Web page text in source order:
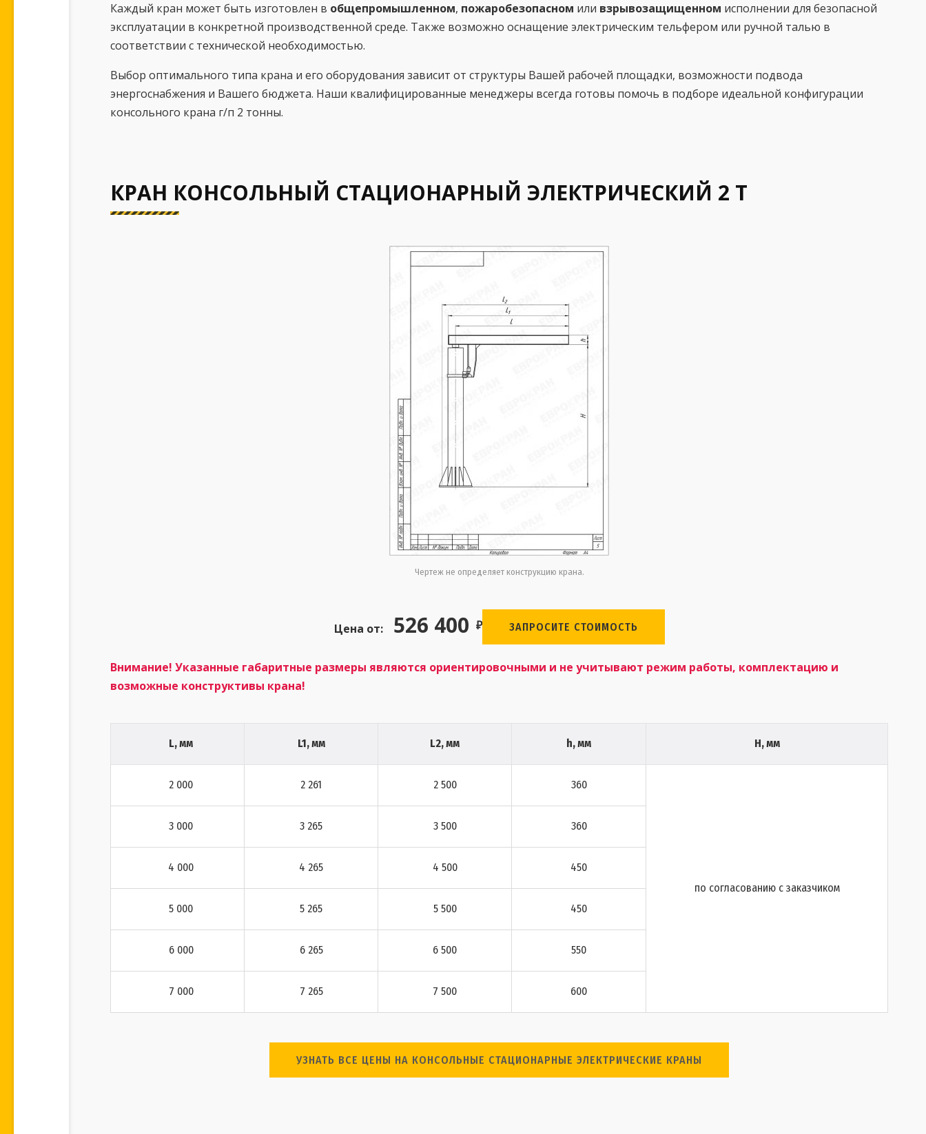
Каждый кран может быть изготовлен в общепромышленном, пожаробезопасном или взрывозащищенном исполнении для безопасной
эксплуатации в конкретной производственной среде. Также возможно оснащение электрическим тельфером или ручной талью в
соответствии с технической необходимостью.
Выбор оптимального типа крана и его оборудования зависит от структуры Вашей рабочей площадки, возможности подвода
энергоснабжения и Вашего бюджета. Наши квалифицированные менеджеры всегда готовы помочь в подборе идеальной конфигурации
консольного крана г/п 2 тонны.
КРАН КОНСОЛЬНЫЙ СТАЦИОНАРНЫЙ ЭЛЕКТРИЧЕСКИЙ 2 Т
Чертеж не определяет конструкцию крана.
Цена от: 526 400 ₽ ЗАПРОСИТЕ СТОИМОСТЬ
Внимание! Указанные габаритные размеры являются ориентировочными и не учитывают режим работы, комплектацию и
возможные конструктивы крана!
L, мм L1, мм L2, мм h, мм H, мм
2 000 2 261 2 500 360
по согласованию с заказчиком
3 000 3 265 3 500 360
4 000 4 265 4 500 450
5 000 5 265 5 500 450
6 000 6 265 6 500 550
7 000 7 265 7 500 600
УЗНАТЬ ВСЕ ЦЕНЫ НА КОНСОЛЬНЫЕ СТАЦИОНАРНЫЕ ЭЛЕКТРИЧЕСКИЕ КРАНЫ